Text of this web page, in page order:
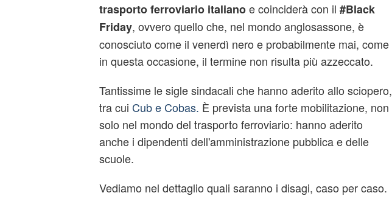
trasporto ferroviario italianoe coinciderà con il #Black
Friday, ovvero quello che, nel mondo anglosassone, è
conosciuto come il venerdì nero e probabilmente mai, come
in questa occasione, il termine non risulta più azzeccato.
Tantissime le sigle sindacali che hanno aderito allo sciopero,
tra cui Cub e Cobas. È prevista una forte mobilitazione, non
solo nel mondo del trasporto ferroviario: hanno aderito
anche i dipendenti dell'amministrazione pubblica e delle
scuole.
Vediamo nel dettaglio quali saranno i disagi, caso per caso.